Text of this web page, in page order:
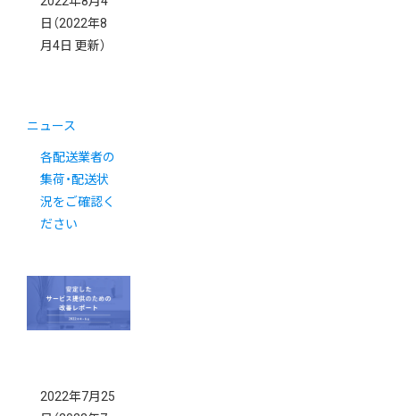
日 （2022年8
月4日 更新）
ニュース
各配送業者の
集荷・配送状
況をご確認く
ださい
2022年7月25